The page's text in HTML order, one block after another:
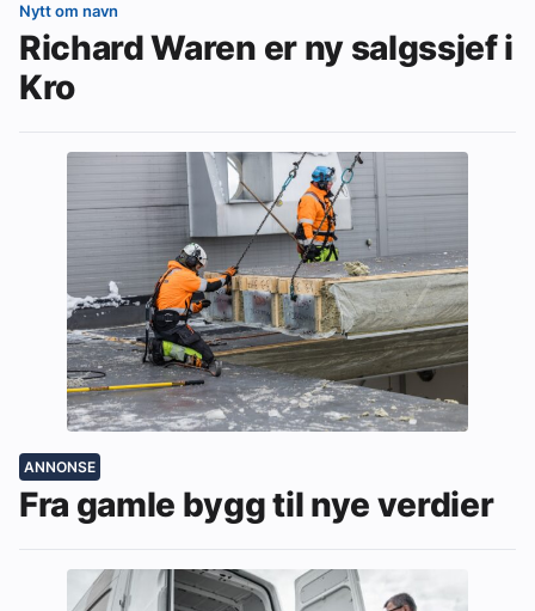
Nytt om navn
Richard Waren er ny salgssjef i
Kro
ANNONSE
Fra gamle bygg til nye verdier